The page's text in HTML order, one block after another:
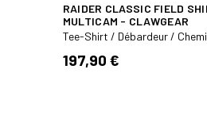
RAIDER CLASSIC FIELD
MULTICAM - CLAWGEAR
Tee-Shirt / Débardeur /
197,90 €